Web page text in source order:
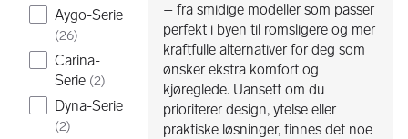
Aygo-Serie
(26)
Carina-
Serie (2)
Dyna-Serie
(2)
– fra smidige modeller som passer
perfekt i byen til romsligere og mer
kraftfulle alternativer for deg som
ønsker ekstra komfort og
kjøreglede. Uansett om du
prioriterer design, ytelse eller
praktiske løsninger, finnes det noe